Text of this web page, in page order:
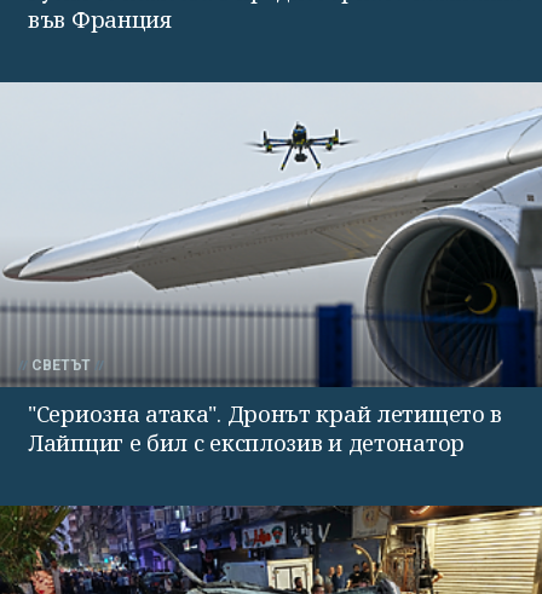
във Франция
СВЕТЪТ
"Сериозна атака". Дронът край летището в
Лайпциг е бил с експлозив и детонатор